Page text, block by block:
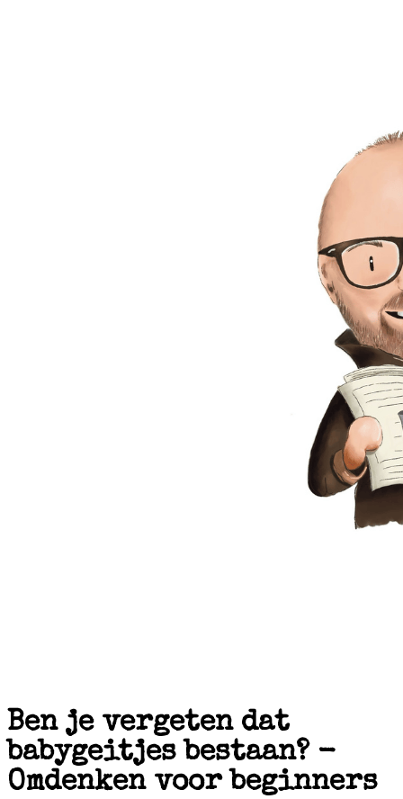
Ben je vergeten dat
babygeitjes bestaan? -
Omdenken voor beginners